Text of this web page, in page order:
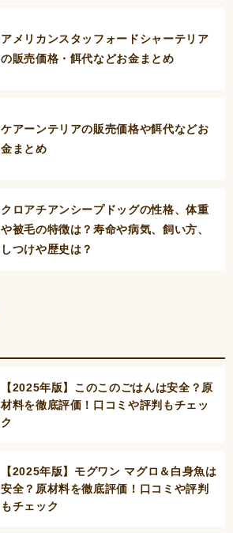
アメリカンスタッフォードシャーテリア
の販売価格・餌代などお金まとめ
ケアーンテリアの販売価格や餌代などお
金まとめ
クロアチアンシープドッグの性格、体重
や被毛の特徴は？寿命や病気、飼い方、
しつけや歴史は？
【2025年版】このこのごはんは安全？原
材料を徹底評価！口コミや評判もチェッ
ク
【2025年版】モグワン マグロ＆白身魚は
安全？原材料を徹底評価！口コミや評判
もチェック